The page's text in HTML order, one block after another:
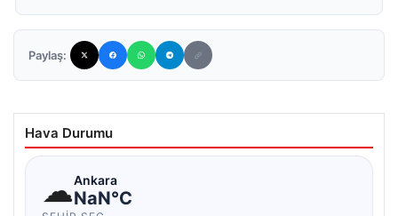
Paylaş:
Hava Durumu
☁Ankara
NaN°C